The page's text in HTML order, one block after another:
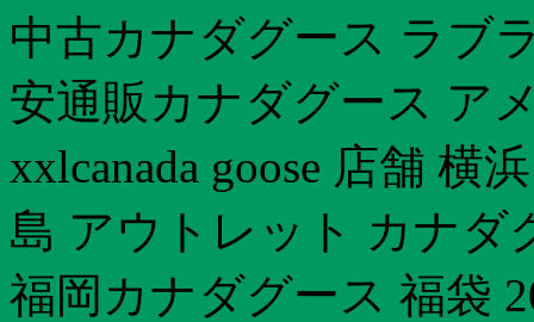
中古カナダグース ラブ
安通販カナダグース ア
xxlcanada goose 店舗 横
島 アウトレット カナダ
福岡カナダグース 福袋